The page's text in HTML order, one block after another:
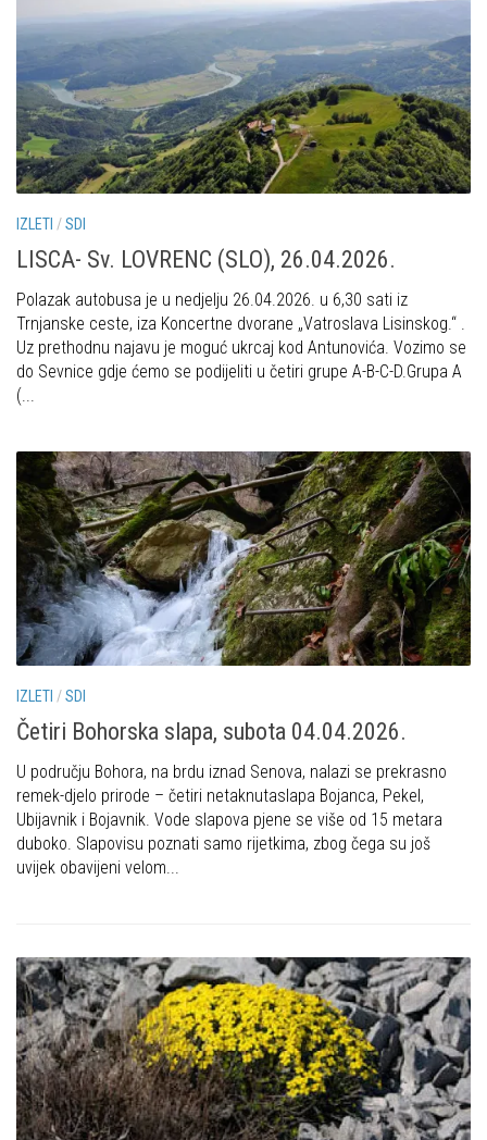
Novosti Markacijske komisije
Plan aktivnosti za 2025. godinu
Putevi koje održava HPD Željezničar
Povijest Markacijske komisije
IZLETI /SDI
LISCA- Sv. LOVRENC (SLO), 26.04.2026.
Polazak autobusa je u nedjelju 26.04.2026. u 6,30 sati iz
Trnjanske ceste, iza Koncertne dvorane „Vatroslava Lisinskog.“ .
Uz prethodnu najavu je moguć ukrcaj kod Antunovića. Vozimo se
do Sevnice gdje ćemo se podijeliti u četiri grupe A-B-C-D.Grupa A
(...
IZLETI /SDI
Četiri Bohorska slapa, subota 04.04.2026.
U području Bohora, na brdu iznad Senova, nalazi se prekrasno
remek-djelo prirode – četiri netaknutaslapa Bojanca, Pekel,
Ubijavnik i Bojavnik. Vode slapova pjene se više od 15 metara
duboko. Slapovisu poznati samo rijetkima, zbog čega su još
uvijek obavijeni velom...